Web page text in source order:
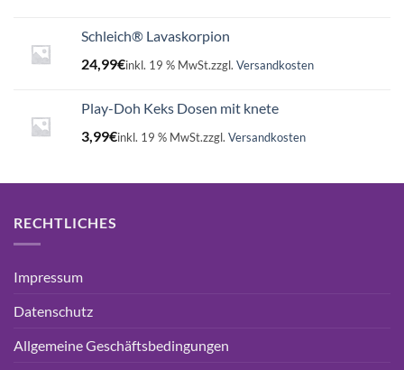
Schleich® Lavaskorpion
24,99€inkl. 19 % MwSt.zzgl. Versandkosten
Play-Doh Keks Dosen mit knete
3,99€inkl. 19 % MwSt.zzgl. Versandkosten
RECHTLICHES
Impressum
Datenschutz
Allgemeine Geschäftsbedingungen